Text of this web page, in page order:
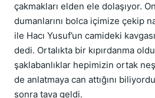
çakmakları elden ele dolaşıyor.
dumanlarını bolca içimize çekip
ile Hacı Yusuf’un camideki
dedi. Ortalıkta bir kıpırdanma
şaklabanlıklar hepimizin ortak
de anlatmaya can attığını
sonra tava geldi.